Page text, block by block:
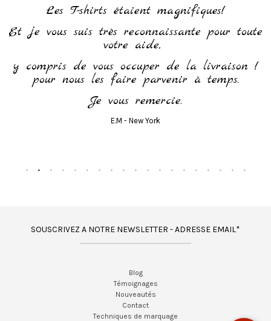
Les T-shirts étaient magnifiques!
Et je vous suis très reconnaissante pour toute
votre aide,
y compris de vous occuper de la livraison !
pour nous les faire parvenir à temps.
Je vous remercie.
E.M - New York
SOUSCRIVEZ A NOTRE NEWSLETTER - ADRESSE EMAIL*
Blog
Témoignages
Nouveautés
Contact
Techniques de marquage